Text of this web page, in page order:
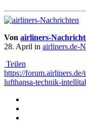
Von airliners-
28. April in airliners.de-
Teilen
https://
lufthansa-technik-